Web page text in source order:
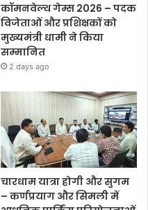
कॉमनवेल्थ गेम्स 2026 – पदक
विजेताओं और प्रशिक्षकों को
मुख्यमंत्री धामी ने किया
सम्मानित
2 days ago
चारधाम यात्रा होगी और सुगम
– कर्णप्रयाग और सिमली में